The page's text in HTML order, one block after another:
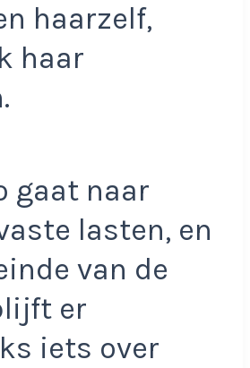
haarzelf,
haar
gaat naar
lasten, en
van de
er
iets over